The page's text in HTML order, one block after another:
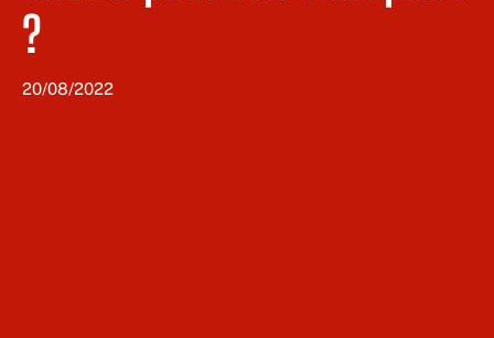
?
20/08/2022